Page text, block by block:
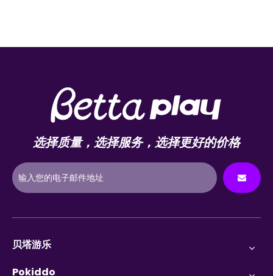
选择质量，选择服务，选择更好的价格
贝塔游乐
Pokiddo